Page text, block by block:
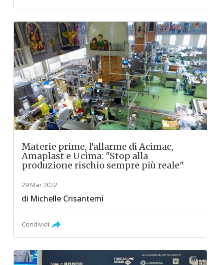
Materie prime, l'allarme di Acimac,
Amaplast e Ucima: "Stop alla
produzione rischio sempre più reale"
29 Mar 2022
di Michelle Crisantemi
Condividi